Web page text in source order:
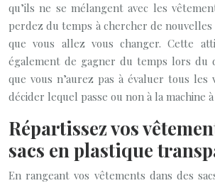
qu’ils ne se mélangent avec les
perdez du temps à chercher de nouvelles
que vous allez vous changer. Cette
également de gagner du temps lors du
que vous n’aurez pas à évaluer tous les
décider lequel passe ou non à la machine
Répartissez vos
sacs en plastique
En rangeant vos vêtements dans des